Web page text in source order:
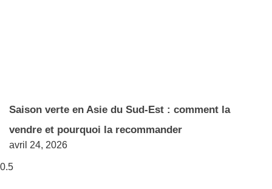
Saison verte en Asie du Sud-Est : comment la
vendre et pourquoi la recommander
avril 24, 2026